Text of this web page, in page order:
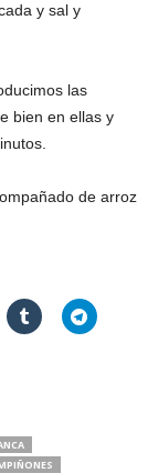
y sal y
las
bien en ellas y
de arroz